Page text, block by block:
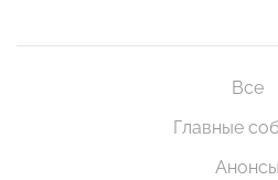
Все
Главные
Анонсы